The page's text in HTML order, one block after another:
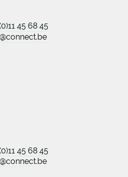
45 68 45
45 68 45